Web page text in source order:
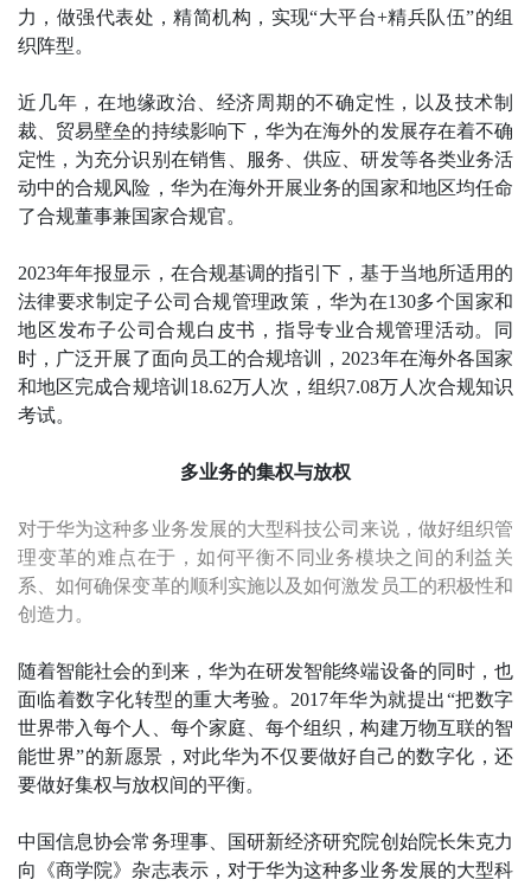
力，做强代表处，精简机构，实现“大平台+精兵队伍”的组
织阵型。
近几年，在地缘政治、经济周期的不确定性，以及技术制
裁、贸易壁垒的持续影响下，华为在海外的发展存在着不确
定性，为充分识别在销售、服务、供应、研发等各类业务活
动中的合规风险，华为在海外开展业务的国家和地区均任命
了合规董事兼国家合规官。
2023年年报显示，在合规基调的指引下，基于当地所适用的
法律要求制定子公司合规管理政策，华为在130多个国家和
地区发布子公司合规白皮书，指导专业合规管理活动。同
时，广泛开展了面向员工的合规培训，2023年在海外各国家
和地区完成合规培训18.62万人次，组织7.08万人次合规知识
考试。
多业务的集权与放权
对于华为这种多业务发展的大型科技公司来说，做好组织管
理变革的难点在于，如何平衡不同业务模块之间的利益关
系、如何确保变革的顺利实施以及如何激发员工的积极性和
创造力。
随着智能社会的到来，华为在研发智能终端设备的同时，也
面临着数字化转型的重大考验。2017年华为就提出“把数字
世界带入每个人、每个家庭、每个组织，构建万物互联的智
能世界”的新愿景，对此华为不仅要做好自己的数字化，还
要做好集权与放权间的平衡。
中国信息协会常务理事、国研新经济研究院创始院长朱克力
向《商学院》杂志表示，对于华为这种多业务发展的大型科